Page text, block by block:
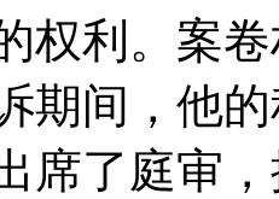
权利。案
期间，他
席了庭审